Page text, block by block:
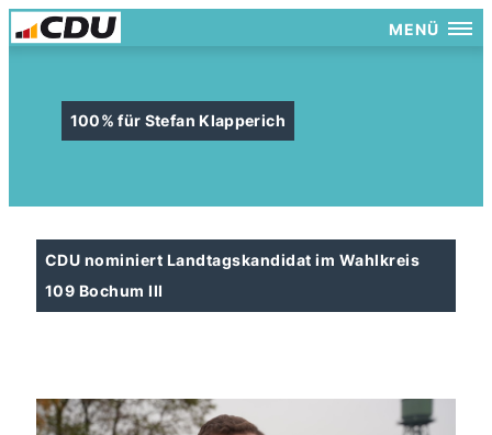
MENÜ
100% für Stefan Klapperich
CDU nominiert Landtagskandidat im Wahlkreis
109 Bochum III